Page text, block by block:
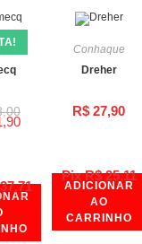
Pix R$25,11
Conhaque
Dreher
R$ 27,90
ADICIONAR
AO
CARRINHO